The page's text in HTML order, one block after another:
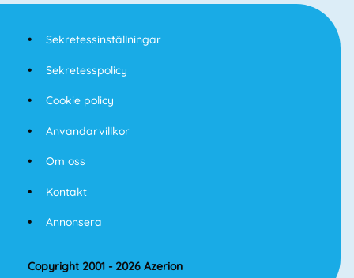
Sekretessinställningar
Sekretesspolicy
Cookie policy
Anvandarvillkor
Om oss
Kontakt
Annonsera
Copyright 2001 - 2026 Azerion